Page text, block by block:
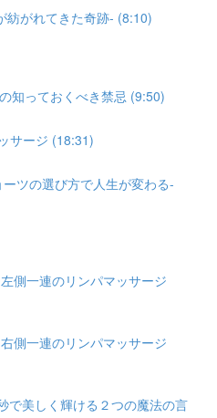
紡がれてきた奇跡- (8:10)
知っておくべき禁忌 (9:50)
サージ (18:31)
ツの選び方で人生が変わる-
側一連のリンパマッサージ
側一連のリンパマッサージ
で美しく輝ける２つの魔法の言